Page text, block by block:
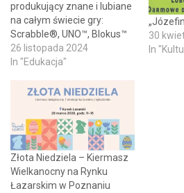
produkujący znane i lubiane
na całym świecie gry:
Scrabble®, UNO™, Blokus™
czy Pictionary™ podali do
wiadomości, że pracują nad
produktów do potrzeb osób
nierozróżniających kolorów.
Na polskim rynku pojawiła
się już nowa postać gry
Blokus™, w której każdemu
kolorowi odpowiadają
specjalnie zaprojektowane…
26 listopada 2024
In "Edukacja"
30
In
Złota Niedziela – Kiermasz
Wielkanocny na Rynku
Łazarskim w Poznaniu